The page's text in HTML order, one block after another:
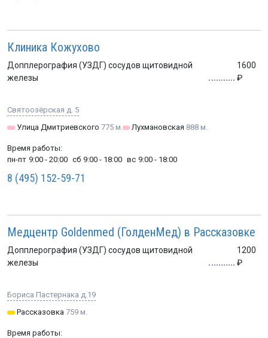
Клиника Кожухово
Допплерография (УЗДГ) сосудов щитовидной
железы
1600
Святоозёрская д. 5
Улица Дмитриевского 775 м. Лухмановская 888 м.
Время работы:
пн-пт 9:00 - 20:00 сб 9:00 - 18:00 вс 9:00 - 18:00
8 (495) 152-59-71
Медцентр Goldenmed (ГолденМед) в Рассказовке
Допплерография (УЗДГ) сосудов щитовидной
железы
1200
Бориса Пастернака д.19
Рассказовка 759 м.
Время работы: